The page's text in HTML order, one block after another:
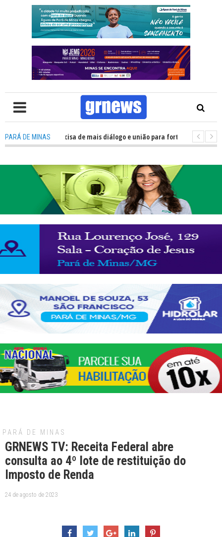
PARÁ DE MINAS
TV: Política precisa de mais diálogo e união para fortalecer Minas e
PARÁ DE MINAS
GRNEWS TV: Receita Federal abre
consulta ao 4º lote de restituição do
Imposto de Renda
24 de agosto de 2023